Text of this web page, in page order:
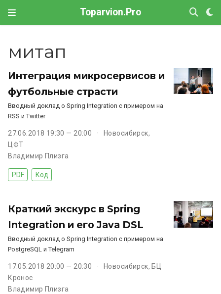
Toparvion.Pro
митап
Интеграция микросервисов и
футбольные страсти
Вводный доклад о Spring Integration с примером на
RSS и Twitter
27.06.2018 19:30 — 20:00
Новосибирск,
ЦФТ
Владимир Плизга
PDF Код
Краткий экскурс в Spring
Integration и его Java DSL
Вводный доклад о Spring Integration с примером на
PostgreSQL и Telegram
17.05.2018 20:00 — 20:30
Новосибирск, БЦ
Кронос
Владимир Плизга